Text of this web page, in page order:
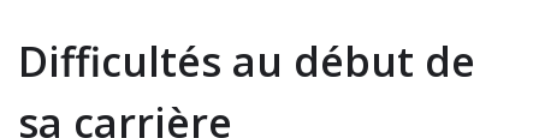
Difficultés au début de
sa carrière